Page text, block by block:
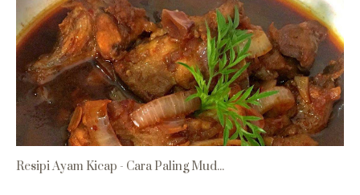
Resipi Ayam Kicap - Cara Paling Mud...